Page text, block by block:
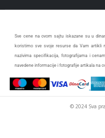
Sve cene na ovom sajtu iskazane su u
koristimo sve svoje resurse da Vam artikli
nazivima specifikacija, fotografijama i
navedene informacije i fotografije artikala na
© 2024 Sva